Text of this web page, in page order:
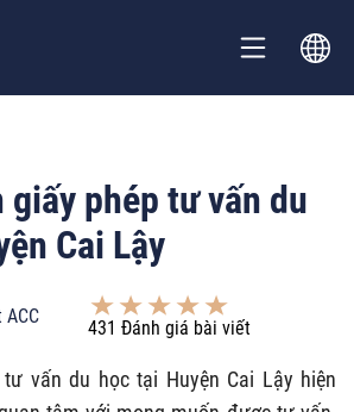
giấy phép tư vấn du
Cai Lậy
ACC
431 Đánh giá bài viết
vấn du học tại Huyện Cai Lậy hiện